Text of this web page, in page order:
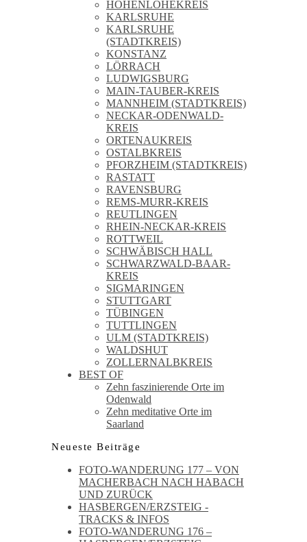
HOHENLOHEKREIS
KARLSRUHE
KARLSRUHE
(STADTKREIS)
KONSTANZ
LÖRRACH
LUDWIGSBURG
MAIN-TAUBER-KREIS
MANNHEIM (STADTKREIS)
NECKAR-ODENWALD-
KREIS
ORTENAUKREIS
OSTALBKREIS
PFORZHEIM (STADTKREIS)
RASTATT
RAVENSBURG
REMS-MURR-KREIS
REUTLINGEN
RHEIN-NECKAR-KREIS
ROTTWEIL
SCHWÄBISCH HALL
SCHWARZWALD-BAAR-
KREIS
SIGMARINGEN
STUTTGART
TÜBINGEN
TUTTLINGEN
ULM (STADTKREIS)
WALDSHUT
ZOLLERNALBKREIS
BEST OF
Zehn faszinierende Orte im
Odenwald
Zehn meditative Orte im
Saarland
Neueste Beiträge
FOTO-WANDERUNG 177 – VON
MACHERBACH NACH HABACH
UND ZURÜCK
HASBERGEN/ERZSTEIG -
TRACKS & INFOS
FOTO-WANDERUNG 176 –